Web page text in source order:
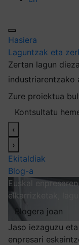
Hasiera
Laguntzak eta
Zertan lagun
industriarentzako
Zure proiektua
Kontsultatu
‹
›
Ekitaldiak
Blog-a
Euskal
elkarrizketak,
Blogera joan
Jaso iezaguzu
enpresari